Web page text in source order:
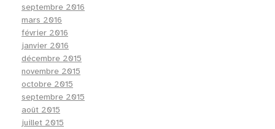
septembre 2016
mars 2016
février 2016
janvier 2016
décembre 2015
novembre 2015
octobre 2015
septembre 2015
août 2015
juillet 2015